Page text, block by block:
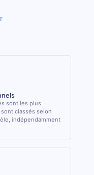
sont les plus
classés selon
indépendamment